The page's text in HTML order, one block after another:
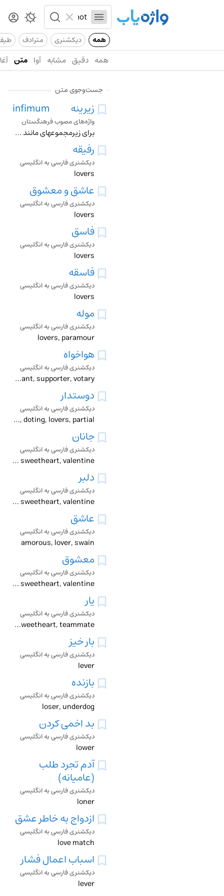
همه دیکشنری مترادف
همه دقیق مشابه آوا متن
جست‌وجوی متن
زیرینه infimum
واژه‌های مصوب فرهنگستان
برای زیرمجموعه‏ای مانند A از یک مجموعۀ مرتب S ، بزرگ‌ترین عضوی از S که از هیچ عضو A بزرگ‌تر نباشد متـ . اینفیمم بزرگ‌ترین کران پایین greatest lower bound
رفیقه
دیکشنری فارسی به انگلیسی
lovers
عاشق و معشوق
دیکشنری فارسی به انگلیسی
lovers
فاسق
دیکشنری فارسی به انگلیسی
lovers
فاسقه
دیکشنری فارسی به انگلیسی
lovers
موله
دیکشنری فارسی به انگلیسی
lovers, paramour
هواخواه
دیکشنری فارسی به انگلیسی
follower, lovers, servant, supporter, votary
دوستدار
دیکشنری فارسی به انگلیسی
devotee, doting, lovers, partial
جانان
دیکشنری فارسی به انگلیسی
darling, lover, flame, sweetheart, valentine
دلبر
دیکشنری فارسی به انگلیسی
attractive, lover, ravishing, sweetheart, valentine
عاشق
دیکشنری فارسی به انگلیسی
amorous, lover, swain
معشوق
دیکشنری فارسی به انگلیسی
flame, beloved, boyfriend, fancy man, love, lover, paramour, sweetheart, valentine
یار
دیکشنری فارسی به انگلیسی
ally, companion, company, comrade, darling, lover, friend, friendly, helpmate, love, sweetheart, teammate
بار خیز
دیکشنری فارسی به انگلیسی
lever
بازنده
دیکشنری فارسی به انگلیسی
loser, underdog
بد اخمی کردن
دیکشنری فارسی به انگلیسی
lower
آدم تجرد طلب
(عامیانه)
دیکشنری فارسی به انگلیسی
loner
ازدواج به خاطر عشق
دیکشنری فارسی به انگلیسی
love match
اسباب اعمال فشار
دیکشنری فارسی به انگلیسی
lever